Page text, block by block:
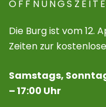
Die Burg ist vom 12.
Zeiten zur
Samstags,
– 17:00 Uhr